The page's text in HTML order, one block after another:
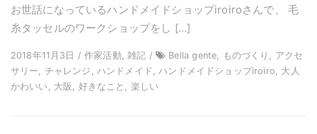
お世話になっているハンドメイドショップiroiroさんで、 毛
糸タッセルのワークショップをし […]
2018年11月3日 / 作家活動, 雑記 /
Bella gente, ものづくり, アクセ
サリー, チャレンジ, ハンドメイド, ハンドメイドショップiroiro, 大人
かわいい, 大阪, 好きなこと, 楽しい